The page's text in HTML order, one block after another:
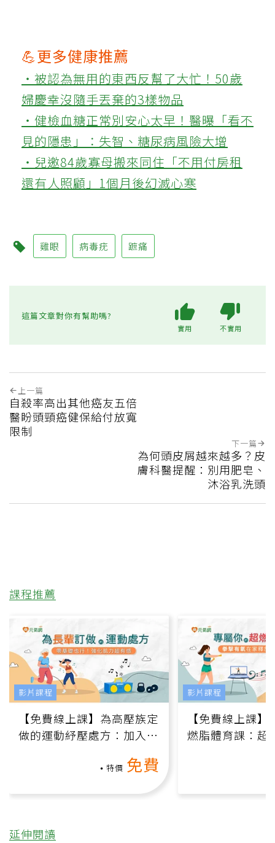
💪更多健康推薦
‧被認為無用的東西反幫了大忙！50歲
婦慶幸沒隨手丟棄的3樣物品
‧健檢血糖正常別安心太早！醫曝「看不
見的隱患」：失智、糖尿病風險大增
‧兒邀84歲寡母搬來同住「不用付房租
還有人照顧」1個月後幻滅心寒
雞眼 病毒疣 蹠痛
這篇文章對你有幫助嗎?
實用 不實用
上一篇
自殺率高出其他癌友五倍
醫盼頭頸癌健保給付放寬
限制
下一篇
為何頭皮屑越來越多？皮
膚科醫提醒：別用肥皂、
沐浴乳洗頭
課程推薦
【免費線上課】為高壓族定
做的運動紓壓處方：加入行
特價 免費
影片課程
【免費線上課
燃脂體育課：超
影片課程
延伸閱讀